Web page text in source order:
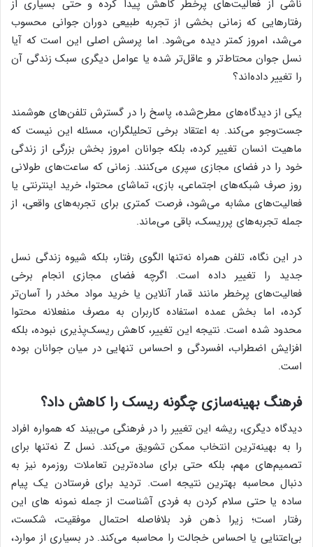
ناشی از فعالیت‌های پرخطر کاهش پیدا کرده و حتی بسیاری از
رفتارهایی که زمانی بخشی از تجربه طبیعی دوران جوانی محسوب
می‌شد، امروز کمتر دیده می‌شود. اما پرسش اصلی این است که آیا
نسل جوان محتاط‌تر و عاقل‌تر شده یا عوامل دیگری سبک زندگی آن
را تغییر داده‌اند؟
یکی از دیدگاه‌های مطرح‌شده، پاسخ را در گسترش تلفن‌های هوشمند
جست‌وجو می‌کند. به اعتقاد برخی تحلیلگران، مسئله این نیست که
ماهیت انسان تغییر کرده، بلکه جوانان امروز بخش بزرگی از زندگی
خود را در فضای مجازی سپری می‌کنند. زمانی که ساعت‌های طولانی
روز صرف شبکه‌های اجتماعی، بازی، تماشای محتوا، خرید اینترنتی یا
فعالیت‌های مشابه می‌شود، فرصت کمتری برای تجربه‌های واقعی، از
جمله تجربه‌های پرریسک، باقی می‌ماند.
در این نگاه، تلفن همراه نه‌تنها الگوی رفتار، بلکه شیوه زندگی نسل
جدید را تغییر داده است. اگرچه فضای مجازی انجام برخی
فعالیت‌های پرخطر مانند قمار آنلاین یا خرید مواد مخدر را آسان‌تر
کرده، اما بخش عمده استفاده کاربران به مصرف منفعلانه محتوا
محدود شده است. نتیجه این تغییر، کاهش ریسک‌پذیری نبوده، بلکه
افزایش اضطراب، افسردگی و احساس تنهایی در میان جوانان بوده
است.
فرهنگ بهینه‌سازی چگونه ریسک را کاهش داد؟
دیدگاه دیگری، ریشه این تغییر را در فرهنگی می‌بیند که همواره افراد
را به بهینه‌ترین انتخاب ممکن تشویق می‌کند. نسل Z نه‌تنها برای
تصمیم‌های مهم، بلکه حتی برای ساده‌ترین تعاملات روزمره نیز به
دنبال محاسبه بهترین نتیجه است. تردید برای فرستادن یک پیام
ساده یا حتی سلام کردن به فردی آشناست از جمله نمونه های این
رفتار است؛ زیرا ذهن فرد بلافاصله احتمال موفقیت، شکست،
بی‌اعتنایی یا احساس خجالت را محاسبه می‌کند. در بسیاری از موارد،